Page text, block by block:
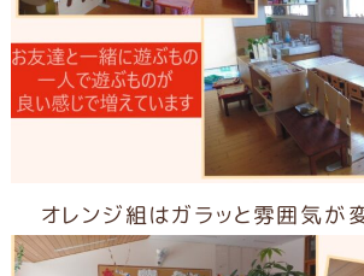
オレンジ組はガラッと雰囲気が